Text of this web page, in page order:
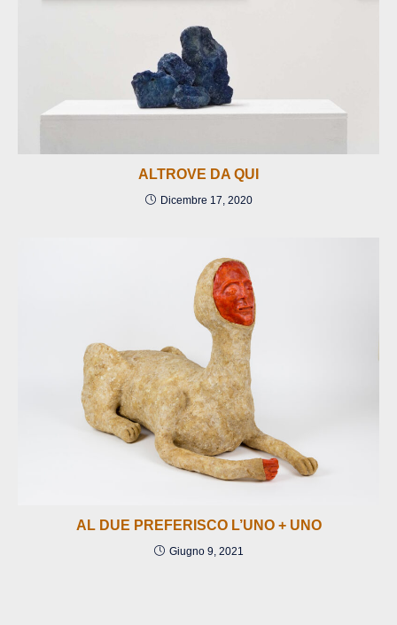
ALTROVE DA QUI
Dicembre 17, 2020
AL DUE PREFERISCO L’UNO + UNO
Giugno 9, 2021